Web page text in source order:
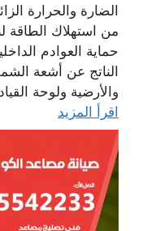
الضارة والحرارة
من استهلاك الطاقة
حماية العوادم
الناتج عن أشعة
والأرضية ولوحة
اقرأ المزيد